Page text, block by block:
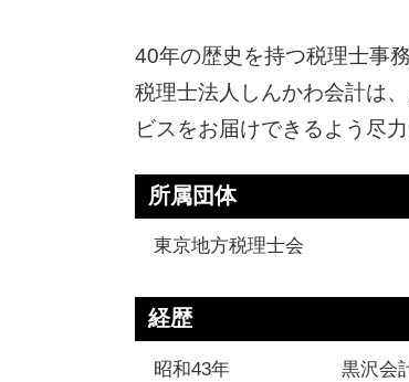
中小企業再生支援協議会 と
事業計画書 とは
経営革新等支援機関 とは
公開 買い付け とは
技術 提携 とは
m&a 流れ
株式 譲渡 制限 会社
簡易 分割
40年の歴史を持つ税理士事
税理士法人しんかわ会計は
ビスをお届けできるよう尽
所属団体
東京地方税理士会
経歴
昭和43年
黒沢会